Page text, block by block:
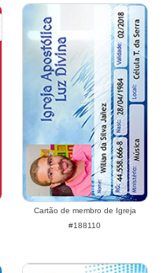
Cartão de membro de Igreja
#188110